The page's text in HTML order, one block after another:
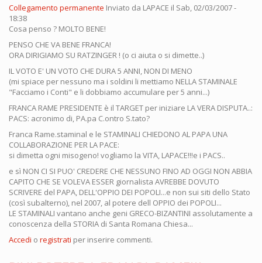
Collegamento permanente Inviato da LAPACE il Sab, 02/03/2007 -
18:38
Cosa penso ? MOLTO BENE!
PENSO CHE VA BENE FRANCA!
ORA DIRIGIAMO SU RATZINGER ! (o ci aiuta o si dimette..)
IL VOTO E' UN VOTO CHE DURA 5 ANNI, NON DI MENO
(mi spiace per nessuno ma i soldini li mettiamo NELLA STAMINALE
"Facciamo i Conti" e li dobbiamo accumulare per 5 anni...)
FRANCA RAME PRESIDENTE è il TARGET per iniziare LA VERA DISPUTA..:
PACS: acronimo di, PA.pa C.ontro S.tato?
Franca Rame.staminal e le STAMINALI CHIEDONO AL PAPA UNA
COLLABORAZIONE PER LA PACE:
si dimetta ogni misogeno! vogliamo la VITA, LAPACE!!!e i PACS..
e sì NON CI SI PUO' CREDERE CHE NESSUNO FINO AD OGGI NON ABBIA
CAPITO CHE SE VOLEVA ESSER giornalista AVREBBE DOVUTO
SCRIVERE del PAPA, DELL'OPPIO DEI POPOLI...e non sui siti dello Stato
(così subalterno), nel 2007, al potere dell OPPIO dei POPOLI...
LE STAMINALI vantano anche geni GRECO-BIZANTINI assolutamente a
conoscenza della STORIA di Santa Romana Chiesa...
Accedi o registrati per inserire commenti.